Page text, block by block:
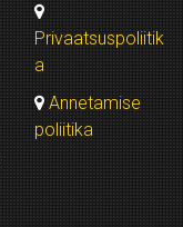
Privaatsuspoliitik
a
Annetamise
poliitika